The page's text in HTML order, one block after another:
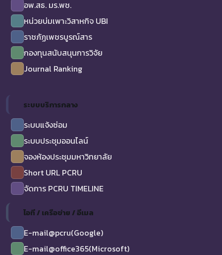
อพ.สธ. มร.พช.
หน่วยบ่มเพาะวิสาหกิจ UBI
ราชภัฏเพชรบูรณ์สาร
กองทุนสนับสนุนการวิจัย
Journal Ranking
ระบบบริการกลาง
ระบบแจ้งซ่อม
ระบบประชุมออนไลน์
จองห้องประชุมมหาวิทยาลัย
Short URL PCRU
จัดการ PCRU TIMELINE
ไอที / เครือข่าย / อีเมล
E-mail@pcru(Google)
E-mail@office365(Microsoft)